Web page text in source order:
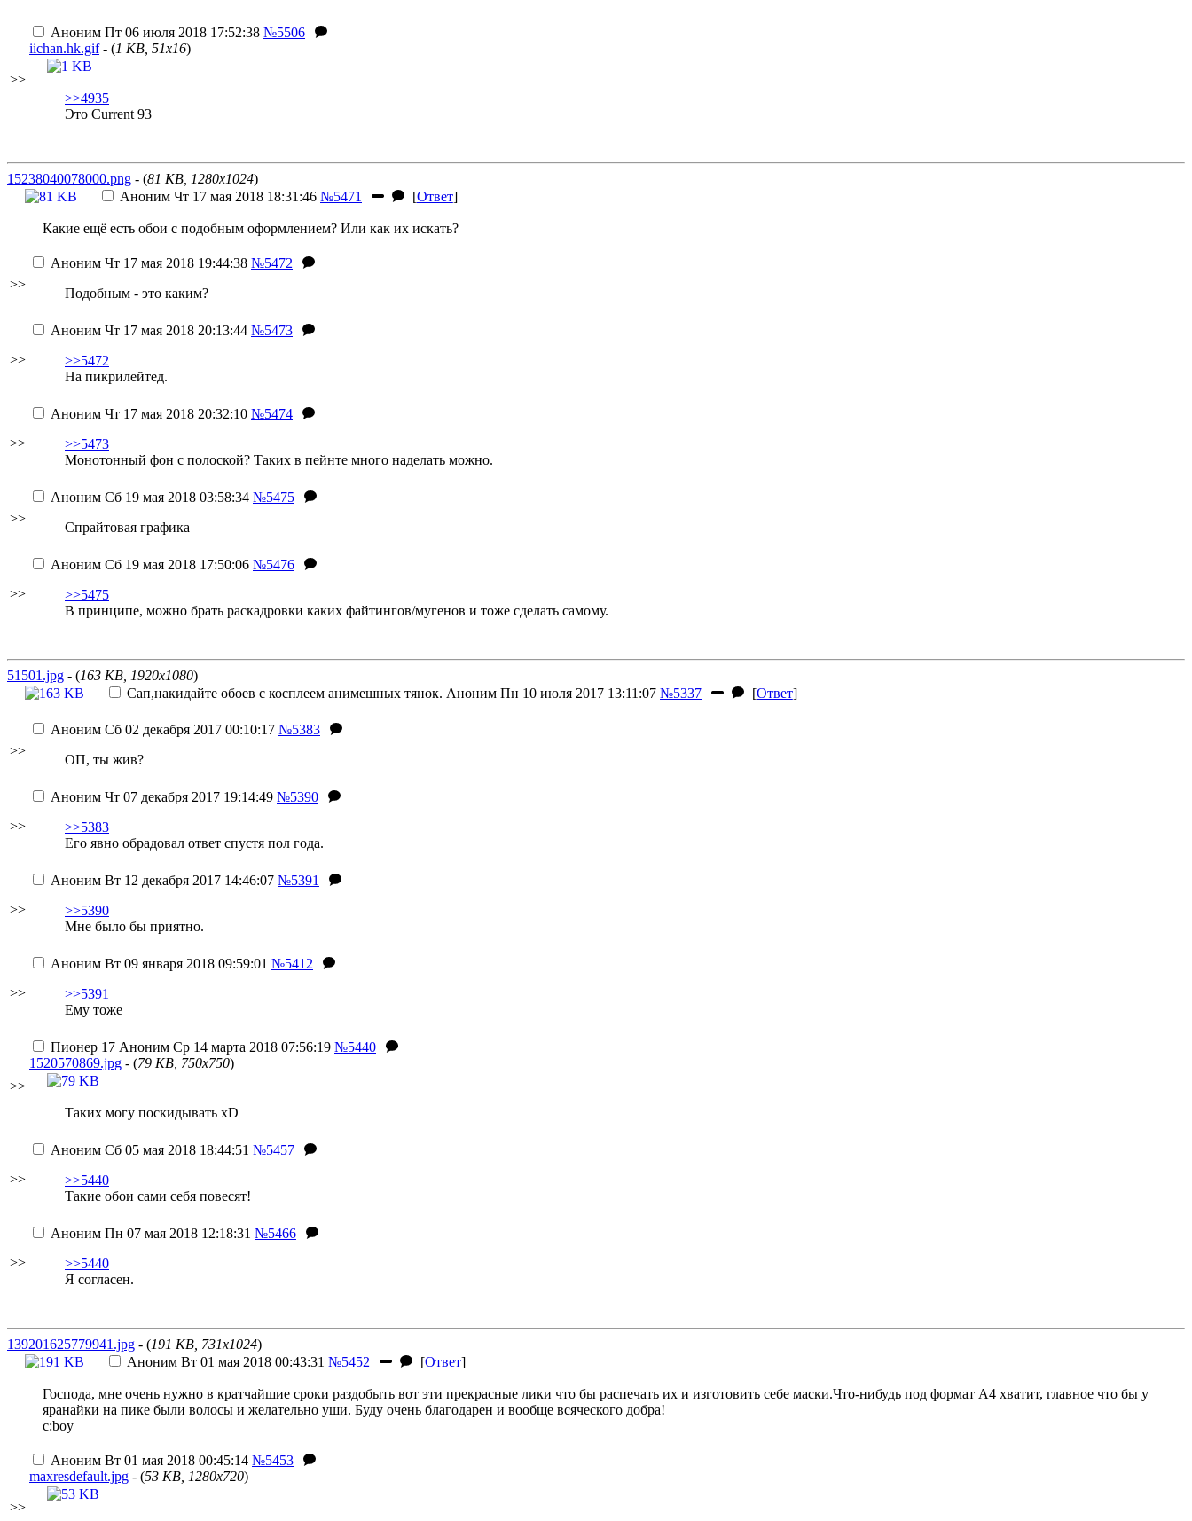
>>
Аноним Пт 06 июля 2018 17:52:38 №5506
iichan.hk.gif- (1 KB, 51x16)
>>4935
Это Current 93
15238040078000.png - (81 KB, 1280x1024)
Аноним Чт 17 мая 2018 18:31:46 №5471 [Ответ]
Какие ещё есть обои с подобным оформлением? Или как их искать?
>>
Аноним Чт 17 мая 2018 19:44:38 №5472
Подобным - это каким?
>>
Аноним Чт 17 мая 2018 20:13:44 №5473
>>5472
На пикрилейтед.
>>
Аноним Чт 17 мая 2018 20:32:10 №5474
>>5473
Монотонный фон с полоской? Таких в пейнте много наделать можно.
>>
Аноним Сб 19 мая 2018 03:58:34 №5475
Спрайтовая графика
>>
Аноним Сб 19 мая 2018 17:50:06 №5476
>>5475
В принципе, можно брать раскадровки каких файтингов/мугенов и тоже сделать самому.
51501.jpg - (163 KB, 1920x1080)
Сап,накидайте обоев с косплеем анимешных тянок. Аноним Пн 10 июля 2017 13:11:07 №5337 [Ответ]
>>
Аноним Сб 02 декабря 2017 00:10:17 №5383
ОП, ты жив?
>>
Аноним Чт 07 декабря 2017 19:14:49 №5390
>>5383
Его явно обрадовал ответ спустя пол года.
>>
Аноним Вт 12 декабря 2017 14:46:07 №5391
>>5390
Мне было бы приятно.
>>
Аноним Вт 09 января 2018 09:59:01 №5412
>>5391
Ему тоже
>>
Пионер 17 Аноним Ср 14 марта 2018 07:56:19 №5440
1520570869.jpg - (79 KB, 750x750)
Таких могу поскидывать xD
>>
Аноним Сб 05 мая 2018 18:44:51 №5457
>>5440
Такие обои сами себя повесят!
>>
Аноним Пн 07 мая 2018 12:18:31 №5466
>>5440
Я согласен.
139201625779941.jpg - (191 KB, 731x1024)
Аноним Вт 01 мая 2018 00:43:31 №5452 [Ответ]
Господа, мне очень нужно в кратчайшие сроки раздобыть вот эти прекрасные лики что бы распечать их и изготовить себе маски.Что-нибудь под формат А4 хватит, главное что бы у
яранайки на пике были волосы и желательно уши. Буду очень благодарен и вообще всяческого добра!
с:boy
>>
Аноним Вт 01 мая 2018 00:45:14 №5453
maxresdefault.jpg - (53 KB, 1280x720)